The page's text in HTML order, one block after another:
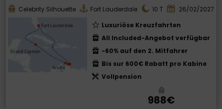
Celebrity Silhouette Fort Lauderdale 10 T
26/02/2027
Luxuriöse Kreuzfahrten
All Included-Angebot verfügbar
-60% auf den 2. Mitfahrer
Bis sur 600€ Rabatt pro Kabine
Vollpension
988€